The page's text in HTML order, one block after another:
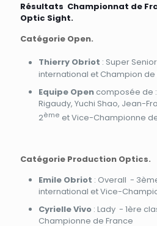
Résultats Championnat de
Optic Sight.
Catégorie Open.
Thierry Obriot : Super
international et Champion de
Equipe Open composée de
Rigaudy, Yuchi Shao, Jean-
2ème et Vice-Championne
Catégorie Production Optics.
Emile Obriot : Overall -
international et Vice-
Cyrielle Vivo : Lady - 1ère
Championne de France